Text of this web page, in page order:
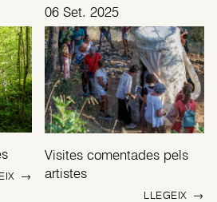
→
06 Set. 2025
Visites comentades pels
artistes
LLEGEIX →